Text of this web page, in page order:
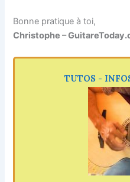
Bonne pratique à toi,
Christophe –
TUTOS -